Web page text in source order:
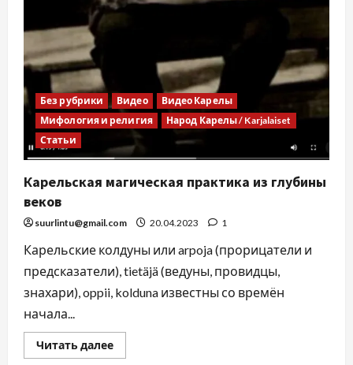
Без рубрики Видео
Видео Карелы
Мифология и религия
Народ Карелы / Karjalaiset
Статьи
Карельская магическая практика из глубины
веков
suurlintu@gmail.com 20.04.2023 1
Карельские колдуны или arpoja (прорицатели и
предсказатели), tietäjä (ведуны, провидцы,
знахари), oppii, kolduna известны со времён
начала...
Читать далее